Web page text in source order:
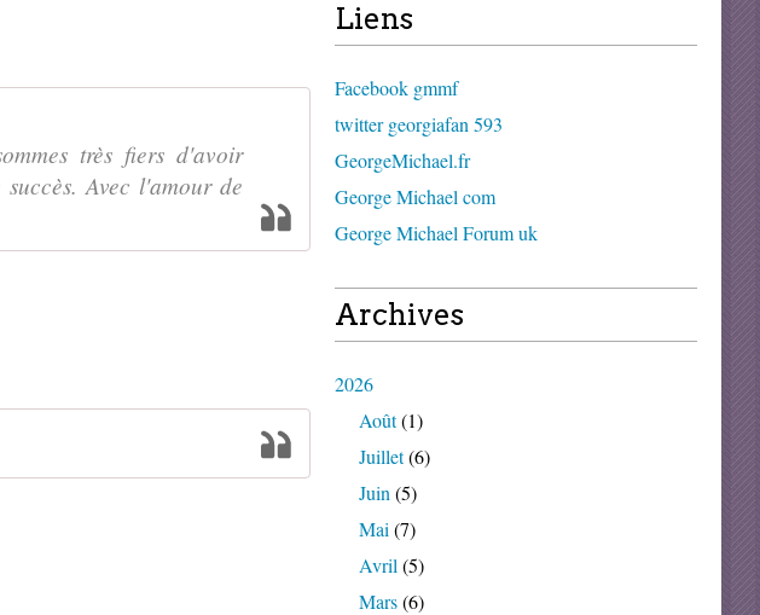
très fiers d'avoir
Avec l'amour de
Liens
Facebook gmmf
twitter georgiafan 593
GeorgeMichael.fr
George Michael com
George Michael Forum uk
Archives
2026
Août(1)
Juillet(6)
Juin (5)
Mai (7)
Avril (5)
Mars(6)